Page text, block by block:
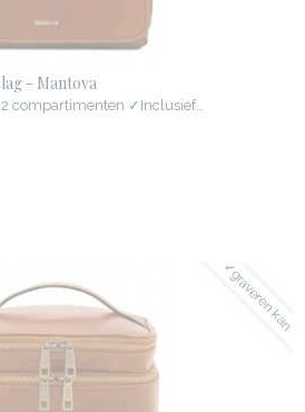
- Mantova
compartimenten ✓Inclusief…
✓graveren kan